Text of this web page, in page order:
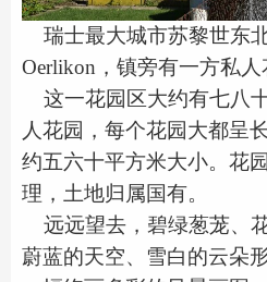
瑞士最大城市苏黎世东
Oerlikon ，镇旁有一方私人
这一花园区大约有七八
人花园，每个花园大都呈
约五六十平方米大小。花
理，土地归属国有。
远远望去，碧绿葱茏、
蔚蓝的天空、雪白的云朵